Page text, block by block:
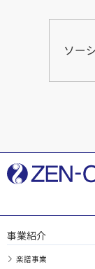
ソー
事業紹介
楽譜事業